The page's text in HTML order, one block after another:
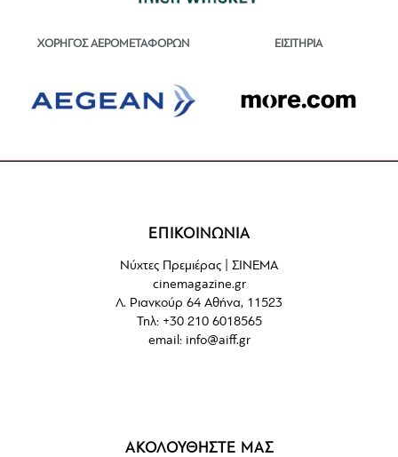
ΧΟΡΗΓΟΣ ΑΕΡΟΜΕΤΑΦΟΡΩΝ ΕΙΣΙΤΗΡΙΑ
ΕΠΙΚΟΙΝΩΝΙΑ
Νύχτες Πρεμιέρας | ΣΙΝΕΜΑ
cinemagazine.gr
Λ. Ριανκούρ 64 Αθήνα, 11523
Τηλ: +30 210 6018565
email: info@aiff.gr
ΑΚΟΛΟΥΘΗΣΤΕ ΜΑΣ